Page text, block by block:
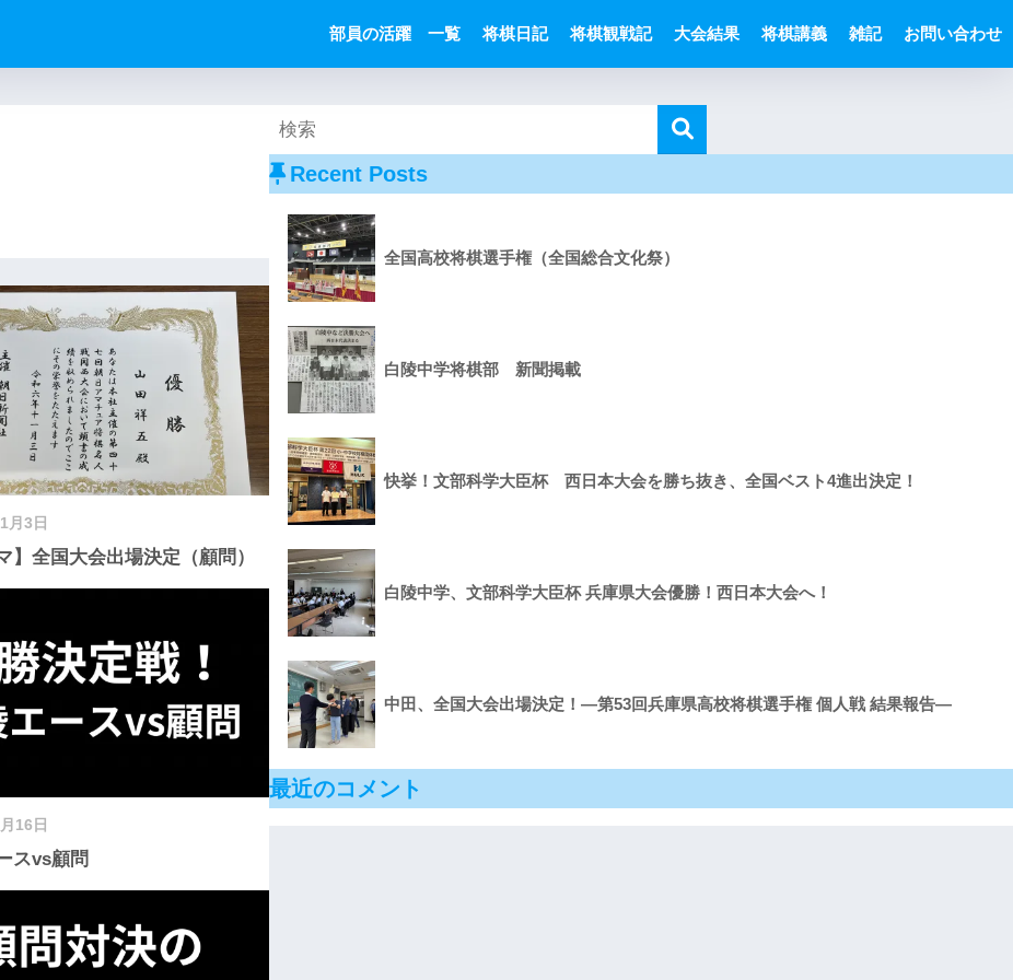
部員の活躍 一覧 将棋日記 将棋観戦記 大会結果 将棋講義 雑記 お問い合わせ
月3日
】全国大会出場決定（顧問）
16日
スvs顧問
Recent Posts
全国高校将棋選手権（全国総合文化祭）
白陵中学将棋部 新聞掲載
快挙！文部科学大臣杯 西日本大会を勝ち抜き、全国ベスト4進出決定！
白陵中学、文部科学大臣杯 兵庫県大会優勝！西日本大会へ！
中田、全国大会出場決定！―第53回兵庫県高校将棋選手権 個人戦 結果報告―
最近のコメント